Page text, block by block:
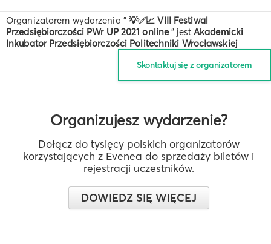
Organizatorem wydarzenia " 💡✅📈 VIII Festiwal
Przedsiębiorczości PWr UP 2021 online" jest Akademicki
Inkubator Przedsiębiorczości Politechniki Wrocławskiej
Skontaktuj się z organizatorem
Organizujesz wydarzenie?
Dołącz do tysięcy polskich organizatorów
korzystających z Evenea do sprzedaży biletów i
rejestracji uczestników.
DOWIEDZ SIĘ WIĘCEJ